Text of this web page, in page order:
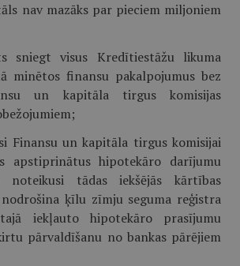
nav mazāks par pieciem miljoniem
visus Kredītiestāžu likuma
minētos finansu pakalpojumus bez
un kapitāla tirgus komisijas
Finansu un kapitāla tirgus komisijai
apstiprinātus hipotekāro darījumu
noteikusi tādas iekšējās kārtības
ķīlu zīmju seguma reģistra
iekļauto hipotekāro prasījumu
pārvaldīšanu no bankas pārējiem